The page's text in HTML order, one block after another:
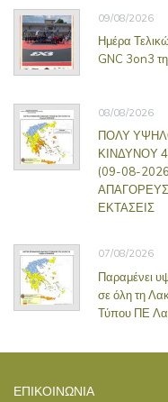
09/08/2026
Ημέρα
GNC 3on3
08/08/2026
ΠΟΛΥ
ΚΙΝΔΥΝΟΥ
(09-08-
ΕΚΤΑΣΕΙΣ
07/08/2026
Παραμένει
σε όλη τη
Τύπου ΠΕ
ΕΠΙΚΟΙΝΩΝΊΑ